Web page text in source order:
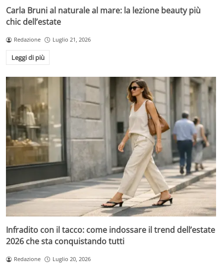
Carla Bruni al naturale al mare: la lezione beauty più
chic dell’estate
Redazione Luglio 21, 2026
Leggi di più
Infradito con il tacco: come indossare il trend dell’estate
2026 che sta conquistando tutti
Redazione Luglio 20, 2026